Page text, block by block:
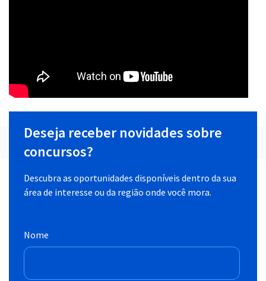
Deseja receber novidades sobre
concursos?
Descubra as oportunidades disponíveis dentro da sua
área de interesse ou da região onde você mora.
Nome